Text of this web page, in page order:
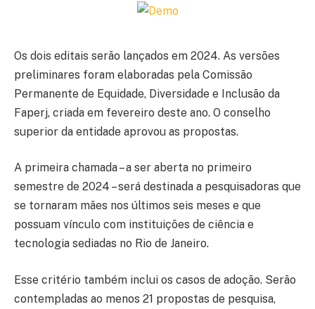
Os dois editais serão lançados em 2024. As versões
preliminares foram elaboradas pela Comissão
Permanente de Equidade, Diversidade e Inclusão da
Faperj, criada em fevereiro deste ano. O conselho
superior da entidade aprovou as propostas.
A primeira chamada – a ser aberta no primeiro
semestre de 2024 – será destinada a pesquisadoras que
se tornaram mães nos últimos seis meses e que
possuam vínculo com instituições de ciência e
tecnologia sediadas no Rio de Janeiro.
Esse critério também inclui os casos de adoção. Serão
contempladas ao menos 21 propostas de pesquisa,